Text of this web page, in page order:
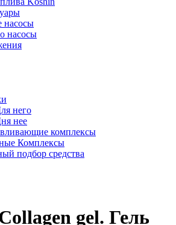
насосы
насосы
него
нее
комплексы
Комплексы
подбор средства
gel. Гель